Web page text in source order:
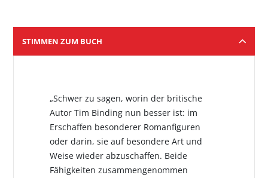
STIMMEN ZUM BUCH
„Schwer zu sagen, worin der britische
Autor Tim Binding nun besser ist: im
Erschaffen besonderer Romanfiguren
oder darin, sie auf besondere Art und
Weise wieder abzuschaffen. Beide
Fähigkeiten zusammengenommen